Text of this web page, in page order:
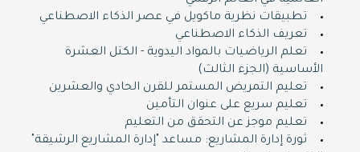
تطبيقات نظرية ماكويل في عصر الذكاء الاصطناعي
تعريف الذكاء الاصطناعي
تعلم الرياضيات بالمواد اليدوية - الكتل العشرة
الأساسية (الجزء الثالث)
تعليم التمريض المستمر للقرن الحادي والعشرين
تعليم سريع على عنوان التأمين
تعليم موجز عن التحقق من التعليم
ثورة إدارة المشاريع: مساعد "إدارة المشاريع الرشيقة"